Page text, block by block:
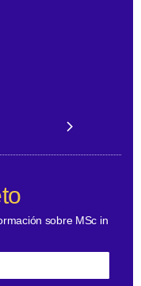
sobre MSc in